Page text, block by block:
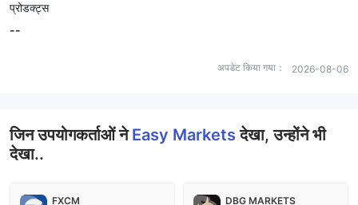
प्रोडक्ट्स
--
अपडेट किया गया： 2026-08-06
जिन उपयोगकर्ताओं नेEasy Marketsदेखा, उन्होंने भी
देखा..
FXCM DBG MARKETS